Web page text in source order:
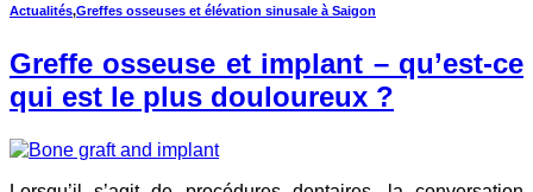
Actualités,Greffes osseuses et élévation sinusale à Saigon
Greffe osseuse et implant – qu’est-ce
qui est le plus douloureux ?